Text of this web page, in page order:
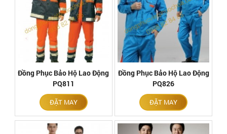
Đồng Phục Bảo Hộ Lao Động
PQ811
ĐẶT MAY
Đồng Phục Bảo Hộ Lao Động
PQ826
ĐẶT MAY